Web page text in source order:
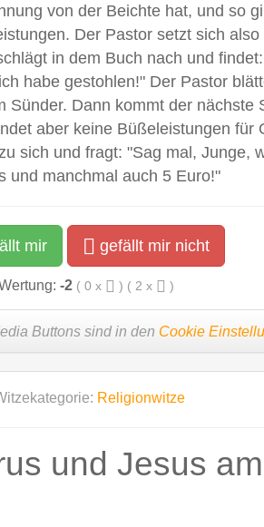
von der Beichte hat, und so
Der Pastor setzt sich
in dem Buch nach und
habe gestohlen!" Der Pastor
Sünder. Dann kommt der
aber keine Büßeleistungen
sich und fragt: "Sag mal, Junge,
und manchmal auch 5 Euro!"
mir gefällt mir nicht
-2 ( 0 x ) ( 2 x )
Buttons sind in den Cookie
Religionwitze
und Jesus